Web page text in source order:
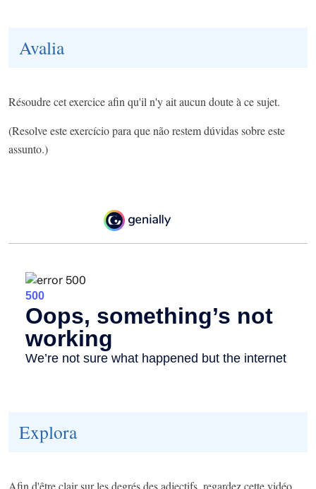
Avalia
Résoudre cet exercice afin qu'il n'y ait aucun doute à ce sujet.
(Resolve este exercício para que não restem dúvidas sobre este
assunto.)
Explora